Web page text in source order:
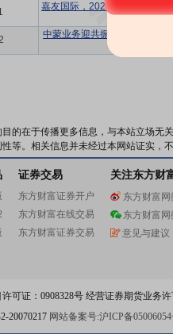
嘉友国际，2024半年报点评，
超预期
中蒙业务迎共振增长，非洲大
的在于传播更多信息，与本站立场无
等。相关信息并未经过本网站证实，
证券交易
东方财富证券开户
东方财富在线交易
东方财富证券交易
关注东方财
东方财富网
东方财富网
意见与建议
可证：0908328号 经营证券期货业务许
20070217 网站备案号:沪ICP备05006054